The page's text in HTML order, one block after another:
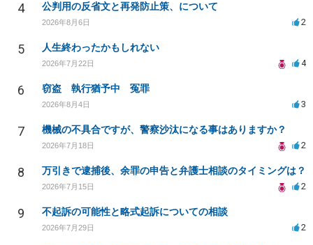
4 公判用の反省文と再発防止策、について
2026年8月6日 2
5 人生終わったかもしれない
2026年7月22日 4
6 窃盗 執行猶予中 冤罪
2026年8月4日 3
7 機械の不具合ですが、警察沙汰になる事はありますか？
2026年7月18日 2
8 万引きで逮捕後、余罪の申告と弁護士相談のタイミングは？
2026年7月15日 2
9 不起訴の可能性と略式起訴についての相談
2026年7月29日 2